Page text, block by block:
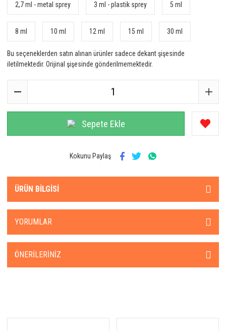
2,7 ml - metal sprey
3 ml - plastik sprey 5 ml
8 ml 10 ml 12 ml 15 ml 30 ml
Bu seçeneklerden satın alınan ürünler sadece dekant şişesinde
iletilmektedir. Orijinal şişesinde gönderilmemektedir.
Sepete Ekle
Kokunu Paylaş
ÜRÜN BILGISI
YORUMLAR
ÖNERILERINIZ